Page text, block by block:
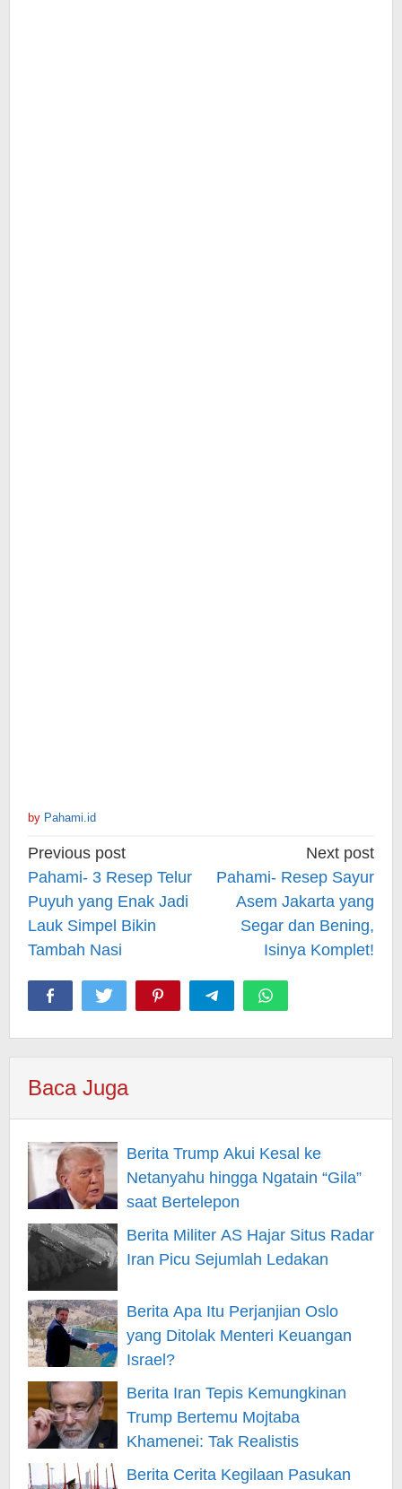
by Pahami.id
Post
navigation
Previous post
Pahami- 3 Resep Telur
Puyuh yang Enak Jadi
Lauk Simpel Bikin
Tambah Nasi
Next post
Pahami- Resep Sayur
Asem Jakarta yang
Segar dan Bening,
Isinya Komplet!
Baca Juga
Berita Trump Akui Kesal ke
Netanyahu hingga Ngatain “Gila”
saat Bertelepon
Berita Militer AS Hajar Situs Radar
Iran Picu Sejumlah Ledakan
Berita Apa Itu Perjanjian Oslo
yang Ditolak Menteri Keuangan
Israel?
Berita Iran Tepis Kemungkinan
Trump Bertemu Mojtaba
Khamenei: Tak Realistis
Berita Cerita Kegilaan Pasukan